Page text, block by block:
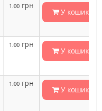
1.00 грн
У кошик
1.00 грн
У кошик
1.00 грн
У кошик